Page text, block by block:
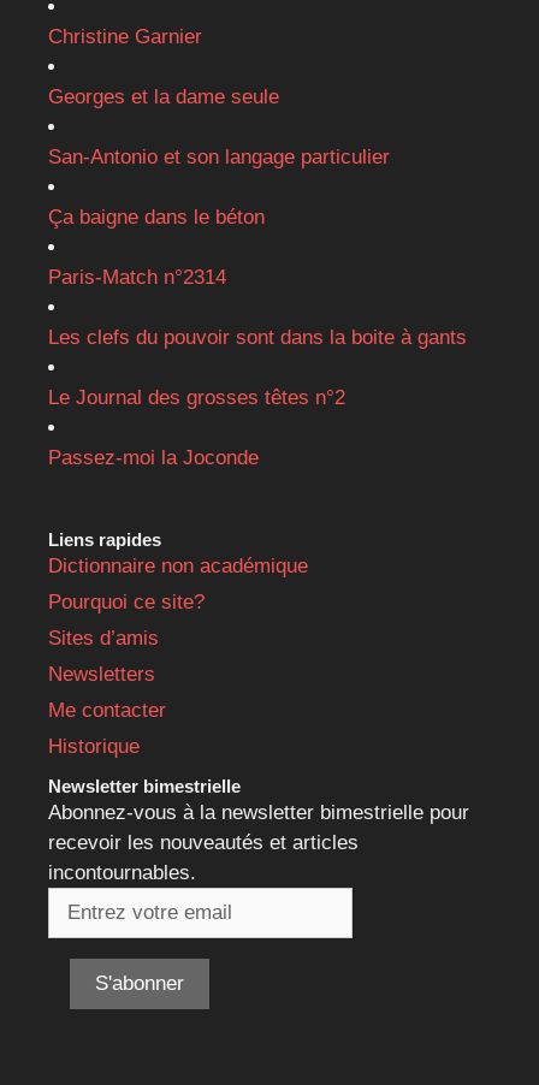
Christine Garnier
Georges et la dame seule
San-Antonio et son langage particulier
Ça baigne dans le béton
Paris-Match n°2314
Les clefs du pouvoir sont dans la boite à gants
Le Journal des grosses têtes n°2
Passez-moi la Joconde
Liens rapides
Dictionnaire non académique
Pourquoi ce site?
Sites d’amis
Newsletters
Me contacter
Historique
Newsletter bimestrielle
Abonnez-vous à la newsletter bimestrielle pour
recevoir les nouveautés et articles
incontournables.